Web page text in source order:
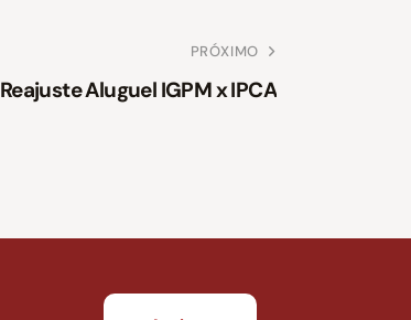
PRÓXIMO
Reajuste Aluguel IGPM x IPCA